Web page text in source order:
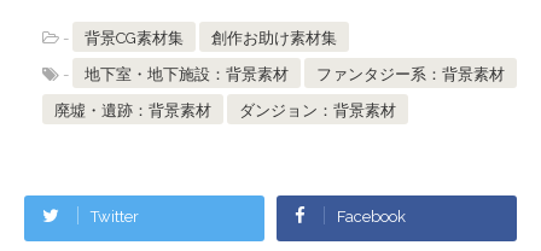
- 背景CG素材集
創作お助け素材集
-
地下室・地下施設：背景素材
ファンタジー系：背景素材
廃墟・遺跡：背景素材
ダンジョン：背景素材
Twitter Facebook